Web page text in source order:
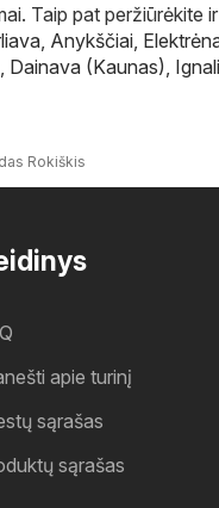
Taip pat peržiūrėkite ir
Anykščiai
Dainava (Kaunas)
Rokiškis
apie turinį
sąrašas
sąrašas